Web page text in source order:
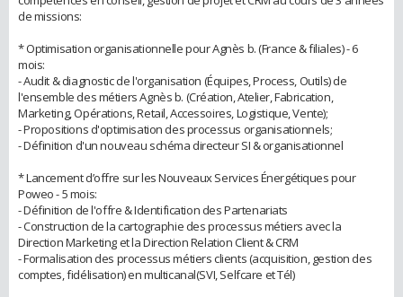
de missions:
* Optimisation organisationnelle pour Agnès b. (France & filiales) - 6
mois:
- Audit & diagnostic de l'organisation (Équipes, Process, Outils) de
l'ensemble des métiers Agnès b. (Création, Atelier, Fabrication,
Marketing, Opérations, Retail, Accessoires, Logistique, Vente);
- Propositions d'optimisation des processus organisationnels;
- Définition d'un nouveau schéma directeur SI & organisationnel
* Lancement d’offre sur les Nouveaux Services Énergétiques pour
Poweo - 5 mois:
- Définition de l'offre & Identification des Partenariats
- Construction de la cartographie des processus métiers avec la
Direction Marketing et la Direction Relation Client & CRM
- Formalisation des processus métiers clients (acquisition, gestion des
comptes, fidélisation) en multicanal(SVI, Selfcare et Tél)